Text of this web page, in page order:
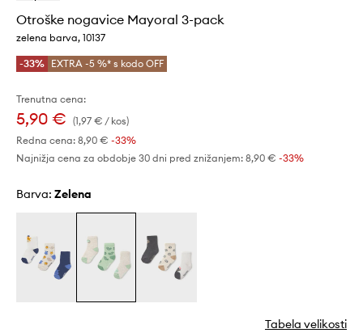
Otroške nogavice Mayoral 3-pack
zelena barva, 10137
-33% EXTRA -5 %* s kodo OFF
Trenutna cena:
5,90 € (1,97 € / kos)
Redna cena: 8,90 € -33%
Najnižja cena za obdobje 30 dni pred znižanjem: 8,90 € -33%
Barva: zelena
Tabela velikosti